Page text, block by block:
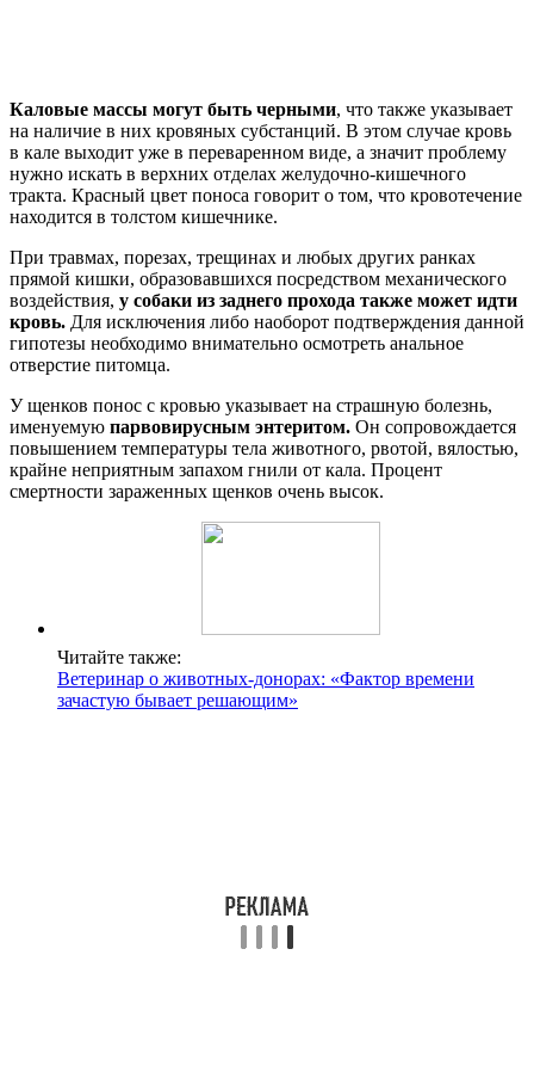
Каловые массы могут быть черными, что также указывает
на наличие в них кровяных субстанций. В этом случае кровь
в кале выходит уже в переваренном виде, а значит проблему
нужно искать в верхних отделах желудочно-кишечного
тракта. Красный цвет поноса говорит о том, что кровотечение
находится в толстом кишечнике.
При травмах, порезах, трещинах и любых других ранках
прямой кишки, образовавшихся посредством механического
воздействия, у собаки из заднего прохода также может идти
кровь. Для исключения либо наоборот подтверждения данной
гипотезы необходимо внимательно осмотреть анальное
отверстие питомца.
У щенков понос с кровью указывает на страшную болезнь,
именуемую парвовирусным энтеритом. Он сопровождается
повышением температуры тела животного, рвотой, вялостью,
крайне неприятным запахом гнили от кала. Процент
смертности зараженных щенков очень высок.
Читайте также:
Ветеринар о животных-донорах: «Фактор времени
зачастую бывает решающим»